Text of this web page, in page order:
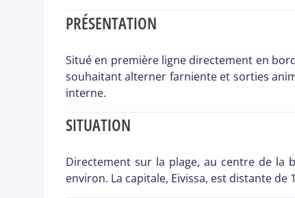
PRÉSENTATION
Situé en première ligne directement en
souhaitant alterner farniente et sorties
interne.
SITUATION
Directement sur la plage, au centre de la
environ. La capitale, Eivissa, est distante